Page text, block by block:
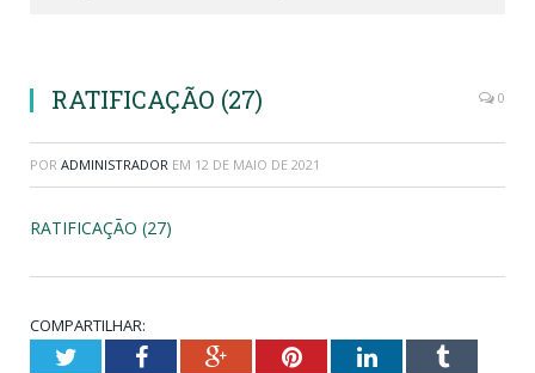
RATIFICAÇÃO (27) 0
POR ADMINISTRADOR EM 12 DE MAIO DE 2021
RATIFICAÇÃO (27)
COMPARTILHAR:
TwitterFacebookGoogle+PinterestLinkedInTumblr